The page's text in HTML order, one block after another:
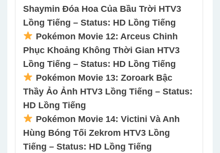
Shaymin Đóa Hoa Của Bầu Trời HTV3
Lồng Tiếng – Status: HD Lồng Tiếng
Pokémon Movie 12: Arceus Chinh
Phục Khoảng Không Thời Gian HTV3
Lồng Tiếng – Status: HD Lồng Tiếng
Pokémon Movie 13: Zoroark Bậc
Thầy Ảo Ảnh HTV3 Lồng Tiếng – Status:
HD Lồng Tiếng
Pokémon Movie 14: Victini Và Anh
Hùng Bóng Tối Zekrom HTV3 Lồng
Tiếng – Status: HD Lồng Tiếng